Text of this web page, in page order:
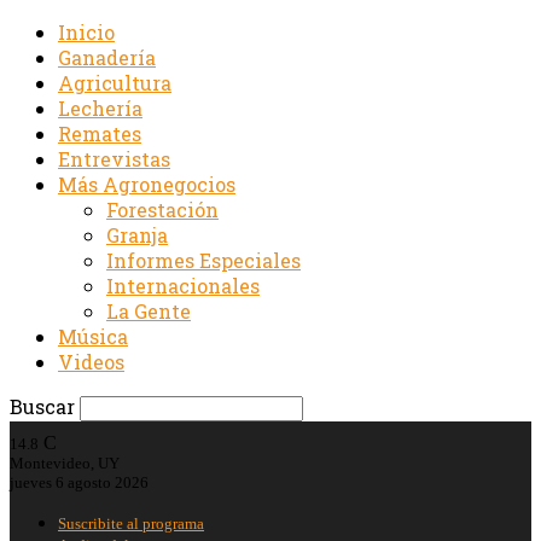
Inicio
Ganadería
Agricultura
Lechería
Remates
Entrevistas
Más Agronegocios
Forestación
Granja
Informes Especiales
Internacionales
La Gente
Música
Videos
Buscar
14.8 C
Montevideo, UY
jueves 6 agosto 2026
Suscribite al programa